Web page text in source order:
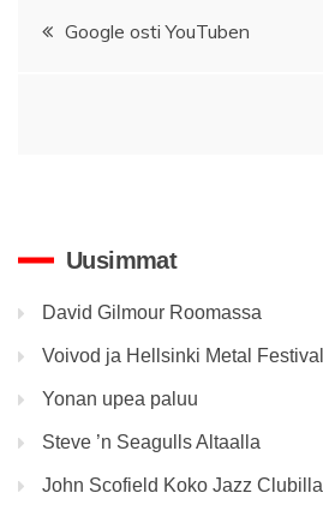
Artikkelien
Google osti YouTuben
Uusimmat
David Gilmour Roomassa
Voivod ja Hellsinki Metal Festival
Yonan upea paluu
Steve ’n Seagulls Altaalla
John Scofield Koko Jazz Clubilla